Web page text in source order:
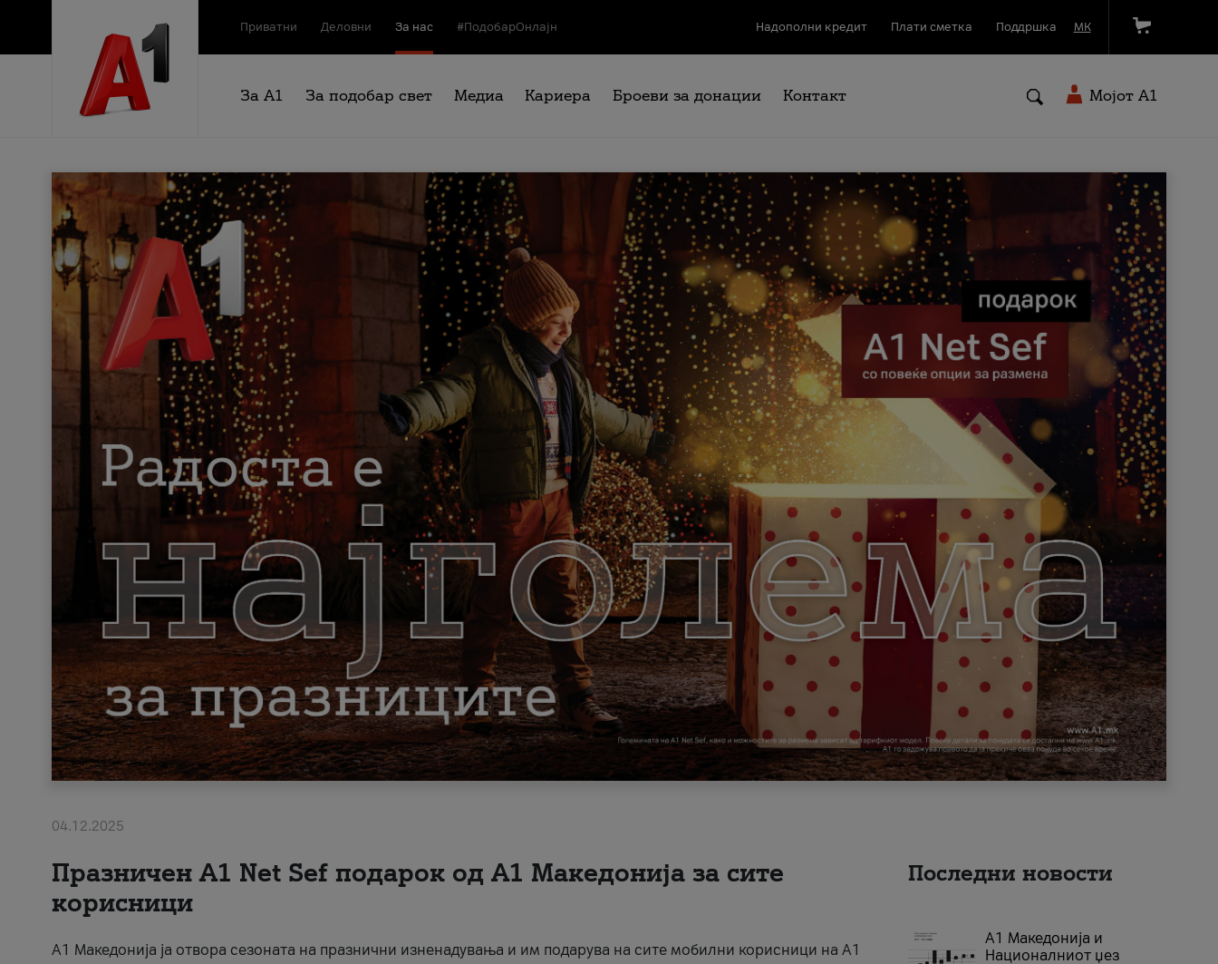
Приватни Деловни За нас #ПодобарОнлајн Надополни кредит Плати сметка Поддршка МК
За А1 За подобар свет Медиа Кариера Броеви за донации Контакт Мојот A1
04.12.2025
Празничен A1 Net Sеf подарок од А1 Македонија за сите
корисници
А1 Македонија ја отвора сезоната на празнични изненадувања и им подарува на сите мобилни корисници на A1
Последни новости
А1 Македонија и
Националниот џез